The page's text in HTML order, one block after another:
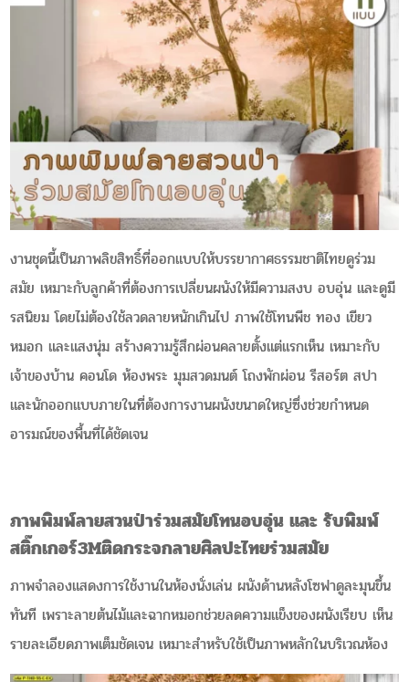
งานชุดนี้เป็นภาพลิขสิทธิ์ที่ออกแบบให้บรรยากาศธรรมชาติไทยดูร่วม
สมัย เหมาะกับลูกค้าที่ต้องการเปลี่ยนผนังให้มีความสงบ อบอุ่น และดูมี
รสนิยม โดยไม่ต้องใช้ลวดลายหนักเกินไป ภาพใช้โทนพีช ทอง เขียว
หมอก และแสงนุ่ม สร้างความรู้สึกผ่อนคลายตั้งแต่แรกเห็น เหมาะกับ
เจ้าของบ้าน คอนโด ห้องพระ มุมสวดมนต์ โถงพักผ่อน รีสอร์ต สปา
และนักออกแบบภายในที่ต้องการงานผนังขนาดใหญ่ซึ่งช่วยกำหนด
อารมณ์ของพื้นที่ได้ชัดเจน
ภาพพิมพ์ลายสวนป่าร่วมสมัยโทนอบอุ่น และ รับพิมพ์
สติ๊กเกอร์3Mติดกระจกลายศิลปะไทยร่วมสมัย
ภาพจำลองแสดงการใช้งานในห้องนั่งเล่น ผนังด้านหลังโซฟาดูละมุนขึ้น
ทันที เพราะลายต้นไม้และฉากหมอกช่วยลดความแข็งของผนังเรียบ เห็น
รายละเอียดภาพเต็มชัดเจน เหมาะสำหรับใช้เป็นภาพหลักในบริเวณห้อง